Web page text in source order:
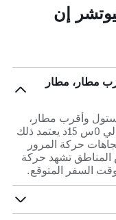
إن
مطار، مطار
إن بريستول وأقرب مطار،
مطار بريستول، تستغرق القيادة عادةً حوالي 0س 15د يعتمد ذلك
حركة المرور
تشهد حركة
السفر المتوقع.